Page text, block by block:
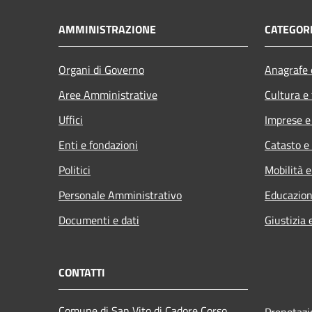
AMMINISTRAZIONE
Organi di Governo
Aree Amministrative
Uffici
Enti e fondazioni
Politici
Personale Amministrativo
Documenti e dati
Cultura
Imprese
Catasto
Mobilità
Giustizia
CONTATTI